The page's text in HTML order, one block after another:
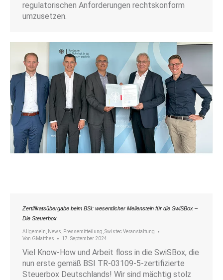
regulatorischen Anforderungen rechtskonform
umzusetzen.
Zertifikatsübergabe beim BSI: wesentlicher Meilenstein für die SwiSBox –
Die Steuerbox
Allgemein, News, Pressemitteilung,Swistec Veranstaltung
Von GMatthes 17. September 2024
Viel Know-How und Arbeit floss in die SwiSBox, die
nun erste gemäß BSI TR-03109-5-zertifizierte
Steuerbox Deutschlands! Wir sind mächtig stolz